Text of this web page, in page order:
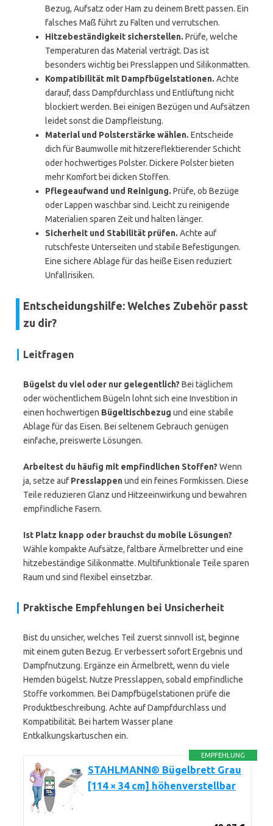
Bezug, Aufsatz oder Ham zu deinem Brett passen. Ein
falsches Maß führt zu Falten und verrutschen.
Hitzebeständigkeit sicherstellen. Prüfe, welche
Temperaturen das Material verträgt. Das ist
besonders wichtig bei Presslappen und Silikonmatten.
Kompatibilität mit Dampfbügelstationen. Achte
darauf, dass Dampfdurchlass und Entlüftung nicht
blockiert werden. Bei einigen Bezügen und Aufsätzen
leidet sonst die Dampfleistung.
Material und Polsterstärke wählen. Entscheide
dich für Baumwolle mit hitzereflektierender Schicht
oder hochwertiges Polster. Dickere Polster bieten
mehr Komfort bei dicken Stoffen.
Pflegeaufwand und Reinigung. Prüfe, ob Bezüge
oder Lappen waschbar sind. Leicht zu reinigende
Materialien sparen Zeit und halten länger.
Sicherheit und Stabilität prüfen. Achte auf
rutschfeste Unterseiten und stabile Befestigungen.
Eine sichere Ablage für das heiße Eisen reduziert
Unfallrisiken.
Entscheidungshilfe: Welches Zubehör passt
zu dir?
Leitfragen
Bügelst du viel oder nur gelegentlich? Bei täglichem
oder wöchentlichem Bügeln lohnt sich eine Investition in
einen hochwertigen Bügeltischbezug und eine stabile
Ablage für das Eisen. Bei seltenem Gebrauch genügen
einfache, preiswerte Lösungen.
Arbeitest du häufig mit empfindlichen Stoffen? Wenn
ja, setze auf Presslappenund ein feines Formkissen. Diese
Teile reduzieren Glanz und Hitzeeinwirkung und bewahren
empfindliche Fasern.
Ist Platz knapp oder brauchst du mobile Lösungen?
Wähle kompakte Aufsätze, faltbare Ärmelbretter und eine
hitzebeständige Silikonmatte. Multifunktionale Teile sparen
Raum und sind flexibel einsetzbar.
Praktische Empfehlungen bei Unsicherheit
Bist du unsicher, welches Teil zuerst sinnvoll ist, beginne
mit einem guten Bezug. Er verbessert sofort Ergebnis und
Dampfnutzung. Ergänze ein Ärmelbrett, wenn du viele
Hemden bügelst. Nutze Presslappen, sobald empfindliche
Stoffe vorkommen. Bei Dampfbügelstationen prüfe die
Produktbeschreibung. Achte auf Dampfdurchlass und
Kompatibilität. Bei hartem Wasser plane
Entkalkungskartuschen ein.
EMPFEHLUNG
STAHLMANN® Bügelbrett Grau
[114 × 34 cm] höhenverstellbar